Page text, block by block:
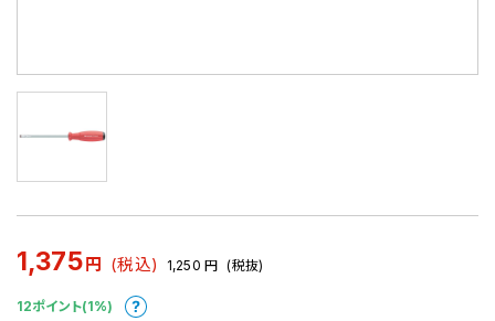
1,375 円 (税込) 1,250 円 (税抜)
12ポイント(1%)